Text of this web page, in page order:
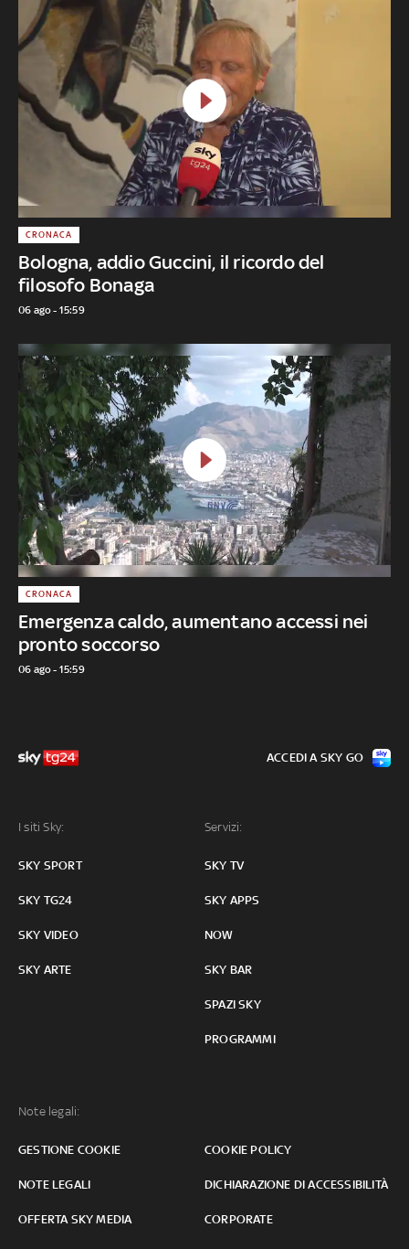
Bologna, addio Guccini, il ricordo del
filosofo Bonaga
CRONACA
06 ago - 15:59
Emergenza caldo, aumentano accessi nei
pronto soccorso
CRONACA
06 ago - 15:59
I siti Sky:
SKY SPORT
SKY TG24
SKY VIDEO
SKY ARTE
Servizi:
SKY TV
SKY APPS
NOW
SKY BAR
SPAZI SKY
PROGRAMMI
Note legali:
GESTIONE COOKIE COOKIE POLICY
NOTE LEGALI DICHIARAZIONE DI ACCESSIBILITÀ
OFFERTA SKY MEDIA CORPORATE
ACCEDI A SKY GO